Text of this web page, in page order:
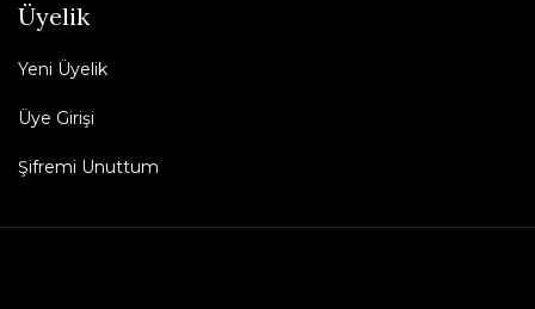
Üyelik
Yeni Üyelik
Üye Girişi
Şifremi Unuttum